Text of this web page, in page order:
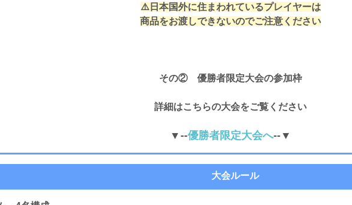
⚠️日本国外に住まわれているプレイヤーは
商品をお渡しできないのでご注意ください
その② 優勝者限定大会の参加枠
詳細はこちらの大会をご覧ください
▼--優勝者限定大会へ--▼
大会ルール